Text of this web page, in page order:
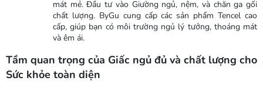
mát mẻ. Đầu tư vào Giường ngủ, nệm, và chăn ga gối
chất lượng. ByGu cung cấp các sản phẩm Tencel cao
cấp, giúp bạn có môi trường ngủ lý tưởng, thoáng mát
và êm ái.
Tầm quan trọng của Giấc ngủ đủ và chất lượng cho
Sức khỏe toàn diện